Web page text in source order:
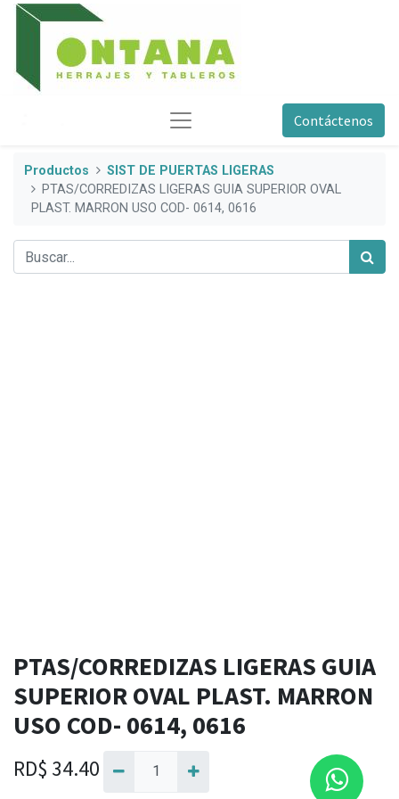
Contáctenos
Productos
SIST DE PUERTAS LIGERAS
PTAS/CORREDIZAS LIGERAS GUIA SUPERIOR OVAL
PLAST. MARRON USO COD- 0614, 0616
PTAS/CORREDIZAS LIGERAS GUIA
SUPERIOR OVAL PLAST. MARRON
USO COD- 0614, 0616
RD$ 34.40